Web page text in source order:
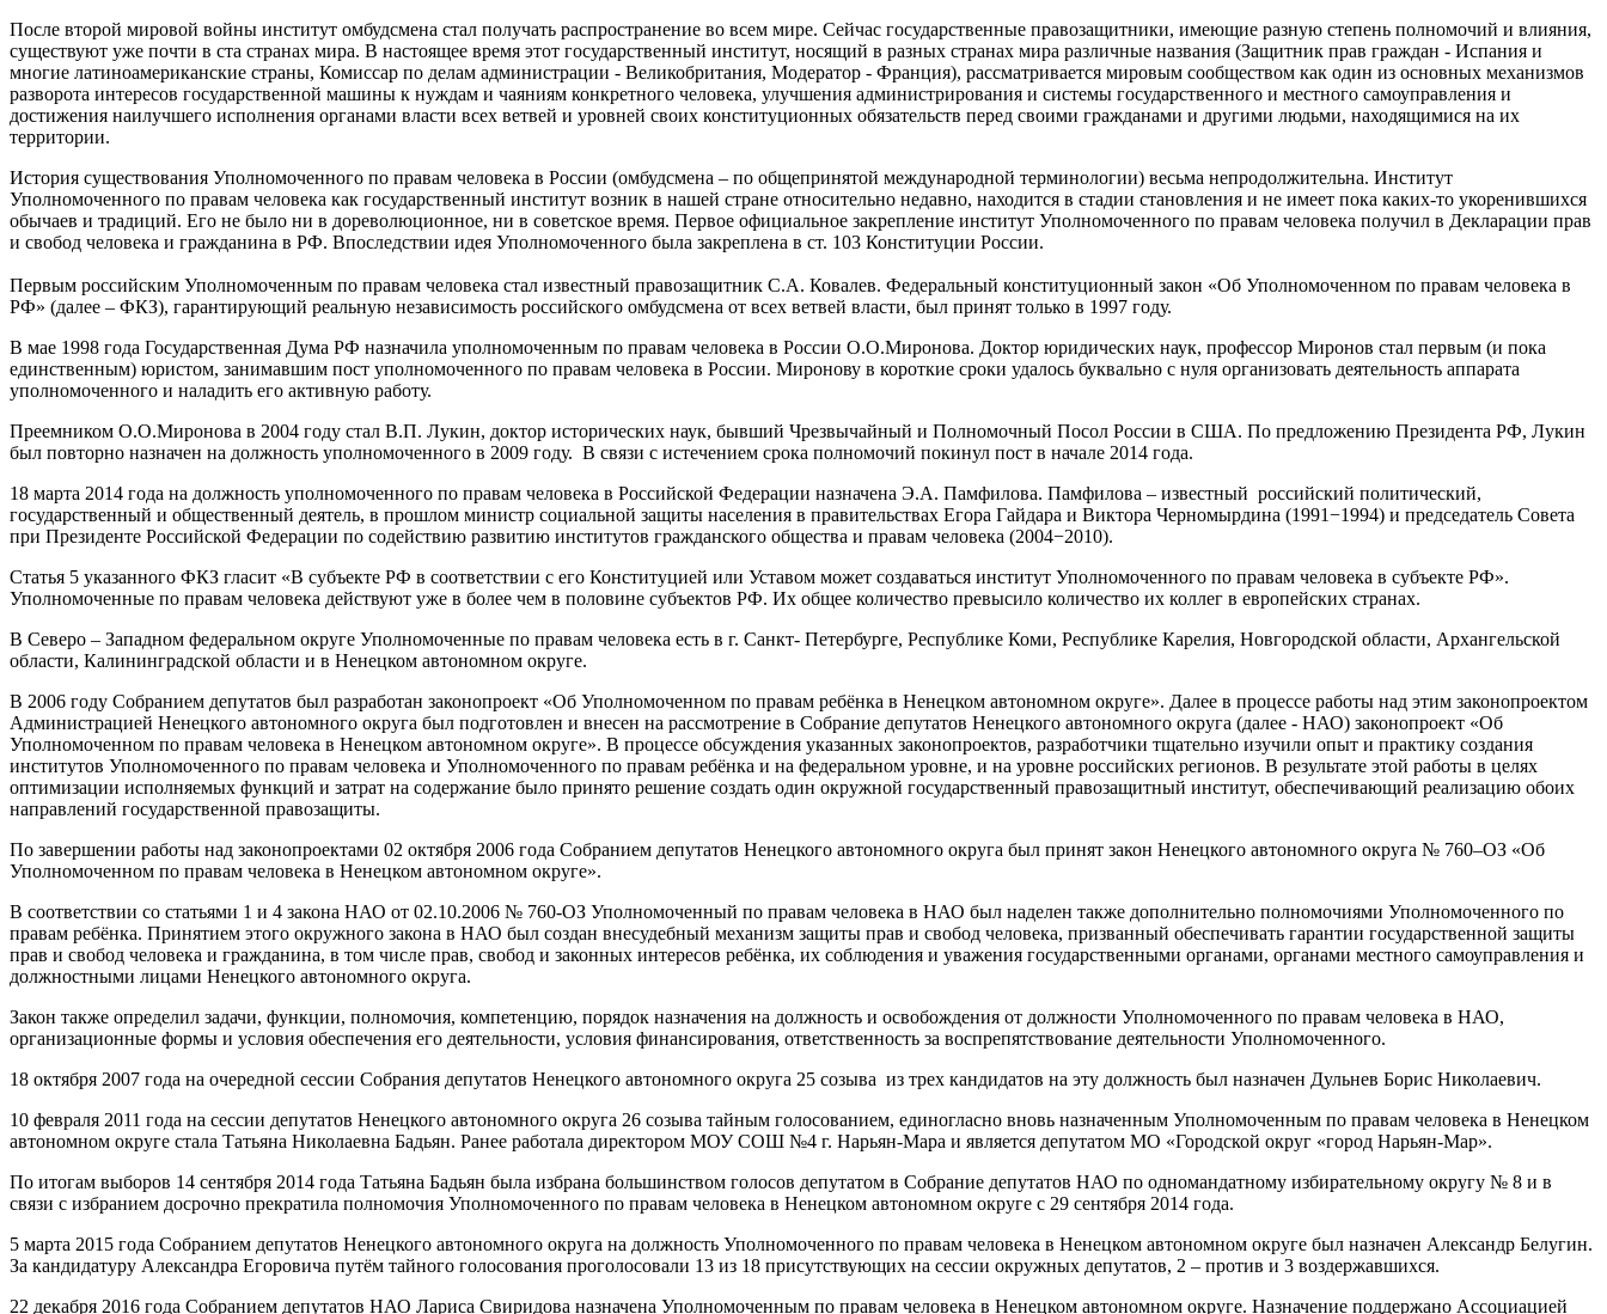
После второй мировой войны институт омбудсмена стал получать распространение во всем мире. Сейчас государственные правозащитники, имеющие разную степень полномочий и влияния,
существуют уже почти в ста странах мира. В настоящее время этот государственный институт, носящий в разных странах мира различные названия (Защитник прав граждан - Испания и
многие латиноамериканские страны, Комиссар по делам администрации - Великобритания, Модератор - Франция), рассматривается мировым сообществом как один из основных механизмов
разворота интересов государственной машины к нуждам и чаяниям конкретного человека, улучшения администрирования и системы государственного и местного самоуправления и
достижения наилучшего исполнения органами власти всех ветвей и уровней своих конституционных обязательств перед своими гражданами и другими людьми, находящимися на их
территории.
История существования Уполномоченного по правам человека в России (омбудсмена – по общепринятой международной терминологии) весьма непродолжительна. Институт
Уполномоченного по правам человека как государственный институт возник в нашей стране относительно недавно, находится в стадии становления и не имеет пока каких-то укоренившихся
обычаев и традиций. Его не было ни в дореволюционное, ни в советское время. Первое официальное закрепление институт Уполномоченного по правам человека получил в Декларации прав
и свобод человека и гражданина в РФ. Впоследствии идея Уполномоченного была закреплена в ст. 103 Конституции России.
Первым российским Уполномоченным по правам человека стал известный правозащитник С.А. Ковалев. Федеральный конституционный закон «Об Уполномоченном по правам человека в
РФ» (далее – ФКЗ), гарантирующий реальную независимость российского омбудсмена от всех ветвей власти, был принят только в 1997 году.
В мае 1998 года Государственная Дума РФ назначила уполномоченным по правам человека в России О.О.Миронова. Доктор юридических наук, профессор Миронов стал первым (и пока
единственным) юристом, занимавшим пост уполномоченного по правам человека в России. Миронову в короткие сроки удалось буквально с нуля организовать деятельность аппарата
уполномоченного и наладить его активную работу.
Преемником О.О.Миронова в 2004 году стал В.П. Лукин, доктор исторических наук, бывший Чрезвычайный и Полномочный Посол России в США. По предложению Президента РФ, Лукин
был повторно назначен на должность уполномоченного в 2009 году. В связи с истечением срока полномочий покинул пост в начале 2014 года.
18 марта 2014 года на должность уполномоченного по правам человека в Российской Федерации назначена Э.А. Памфилова. Памфилова – известный российский политический,
государственный и общественный деятель, в прошлом министр социальной защиты населения в правительствах Егора Гайдара и Виктора Черномырдина (1991−1994) и председатель Совета
при Президенте Российской Федерации по содействию развитию институтов гражданского общества и правам человека (2004−2010).
Статья 5 указанного ФКЗ гласит «В субъекте РФ в соответствии с его Конституцией или Уставом может создаваться институт Уполномоченного по правам человека в субъекте РФ».
Уполномоченные по правам человека действуют уже в более чем в половине субъектов РФ. Их общее количество превысило количество их коллег в европейских странах.
В Северо – Западном федеральном округе Уполномоченные по правам человека есть в г. Санкт- Петербурге, Республике Коми, Республике Карелия, Новгородской области, Архангельской
области, Калининградской области и в Ненецком автономном округе.
В 2006 году Собранием депутатов был разработан законопроект «Об Уполномоченном по правам ребёнка в Ненецком автономном округе». Далее в процессе работы над этим законопроектом
Администрацией Ненецкого автономного округа был подготовлен и внесен на рассмотрение в Собрание депутатов Ненецкого автономного округа (далее - НАО) законопроект «Об
Уполномоченном по правам человека в Ненецком автономном округе». В процессе обсуждения указанных законопроектов, разработчики тщательно изучили опыт и практику создания
институтов Уполномоченного по правам человека и Уполномоченного по правам ребёнка и на федеральном уровне, и на уровне российских регионов. В результате этой работы в целях
оптимизации исполняемых функций и затрат на содержание было принято решение создать один окружной государственный правозащитный институт, обеспечивающий реализацию обоих
направлений государственной правозащиты.
По завершении работы над законопроектами 02 октября 2006 года Собранием депутатов Ненецкого автономного округа был принят закон Ненецкого автономного округа № 760–ОЗ «Об
Уполномоченном по правам человека в Ненецком автономном округе».
В соответствии со статьями 1 и 4 закона НАО от 02.10.2006 № 760-ОЗ Уполномоченный по правам человека в НАО был наделен также дополнительно полномочиями Уполномоченного по
правам ребёнка. Принятием этого окружного закона в НАО был создан внесудебный механизм защиты прав и свобод человека, призванный обеспечивать гарантии государственной защиты
прав и свобод человека и гражданина, в том числе прав, свобод и законных интересов ребёнка, их соблюдения и уважения государственными органами, органами местного самоуправления и
должностными лицами Ненецкого автономного округа.
Закон также определил задачи, функции, полномочия, компетенцию, порядок назначения на должность и освобождения от должности Уполномоченного по правам человека в НАО,
организационные формы и условия обеспечения его деятельности, условия финансирования, ответственность за воспрепятствование деятельности Уполномоченного.
18 октября 2007 года на очередной сессии Собрания депутатов Ненецкого автономного округа 25 созыва из трех кандидатов на эту должность был назначен Дульнев Борис Николаевич.
10 февраля 2011 года на сессии депутатов Ненецкого автономного округа 26 созыва тайным голосованием, единогласно вновь назначенным Уполномоченным по правам человека в Ненецком
автономном округе стала Татьяна Николаевна Бадьян. Ранее работала директором МОУ СОШ №4 г. Нарьян-Мара и является депутатом МО «Городской округ «город Нарьян-Мар».
По итогам выборов 14 сентября 2014 года Татьяна Бадьян была избрана большинством голосов депутатом в Собрание депутатов НАО по одномандатному избирательному округу № 8 и в
связи с избранием досрочно прекратила полномочия Уполномоченного по правам человека в Ненецком автономном округе с 29 сентября 2014 года.
5 марта 2015 года Собранием депутатов Ненецкого автономного округа на должность Уполномоченного по правам человека в Ненецком автономном округе был назначен Александр Белугин.
За кандидатуру Александра Егоровича путём тайного голосования проголосовали 13 из 18 присутствующих на сессии окружных депутатов, 2 – против и 3 воздержавшихся.
22 декабря 2016 года Собранием депутатов НАО Лариса Свиридова назначена Уполномоченным по правам человека в Ненецком автономном округе. Назначение поддержано Ассоциацией